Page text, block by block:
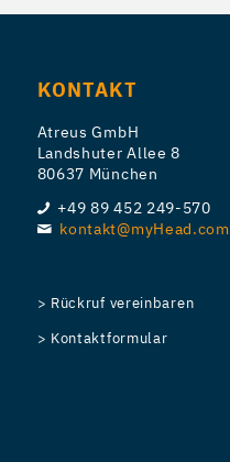
KONTAKT
Atreus GmbH
Landshuter Allee 8
80637 München
+49 89 452 249-570
kontakt@myHead.com
> Rückruf vereinbaren
> Kontaktformular